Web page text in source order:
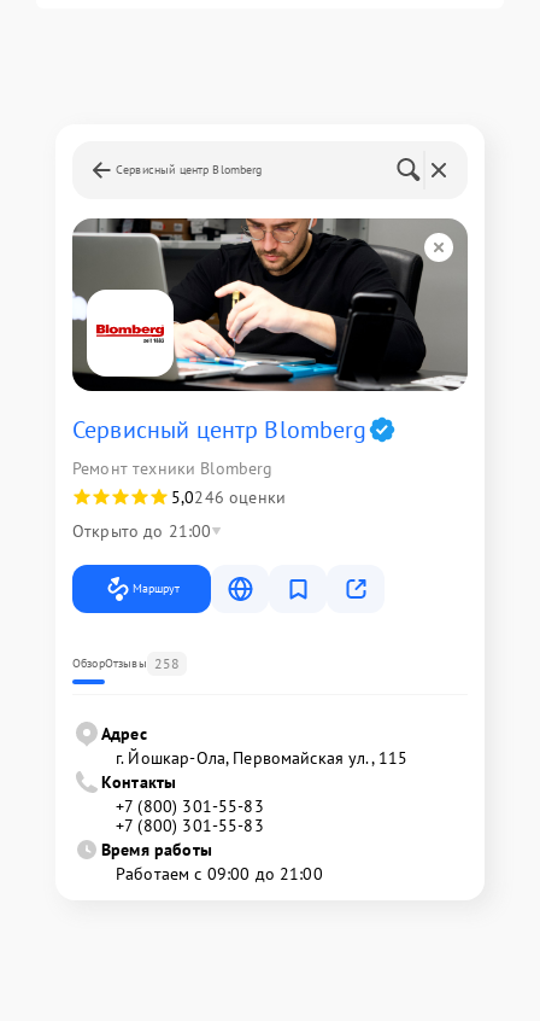
Сервисный центр Blomberg
Сервисный центр Blomberg
Ремонт техники Blomberg
5,0246 оценки
Открыто до 21:00
Маршрут
ОбзорОтзывы 258
Адрес
г. Йошкар-Ола, Первомайская ул., 115
Контакты
+7 (800) 301-55-83
+7 (800) 301-55-83
Время работы
Работаем с 09:00 до 21:00